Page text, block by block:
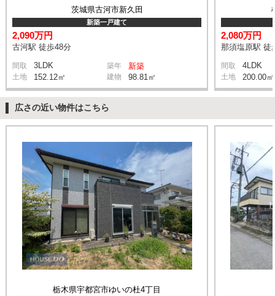
茨城県古河市新久田
新築一戸建て
2,090万円
古河駅 徒歩48分
間取 3LDK 築年 新築
土地 152.12㎡ 建物 98.81㎡
2,080万円
那須塩原駅 徒
間取 4LDK
土地 200.00㎡
広さの近い物件はこちら
栃木県宇都宮市ゆいの杜4丁目